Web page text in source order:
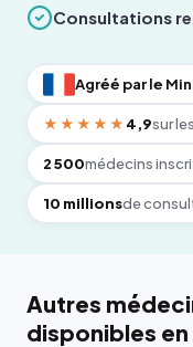
Consultations
Agréé par le
★★★★★ 4,9sur
2 500médecins
10 millionsde
Autres
disponibles